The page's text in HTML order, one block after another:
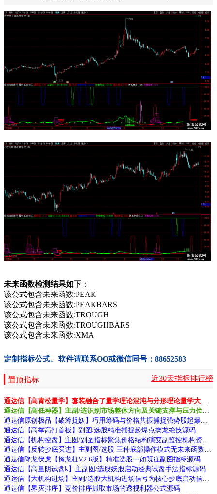
未来函数检测结果如下 ：
该公式包含未来函数:PEAK
该公式包含未来函数:PEAKBARS
该公式包含未来函数:TROUGH
该公式包含未来函数:TROUGHBARS
该公式包含未来函数:XMA
定制指标公式、软件请联系QQ或微信同号：88652583
置顶指标 近30天指标排行榜
通达信【高举高打首板】副图/选股精准捕捉起爆点擒龙绝技源码
通达信降龙伏虎【擒龙柱V2.6版】精准选股一如既往副图指标源码
通达信【高量阴试盘k】主副图/选股妖股启动经典试盘手法指标源码
通达信【界灭排序】竞价排序抓取市场的透视利器公式源码